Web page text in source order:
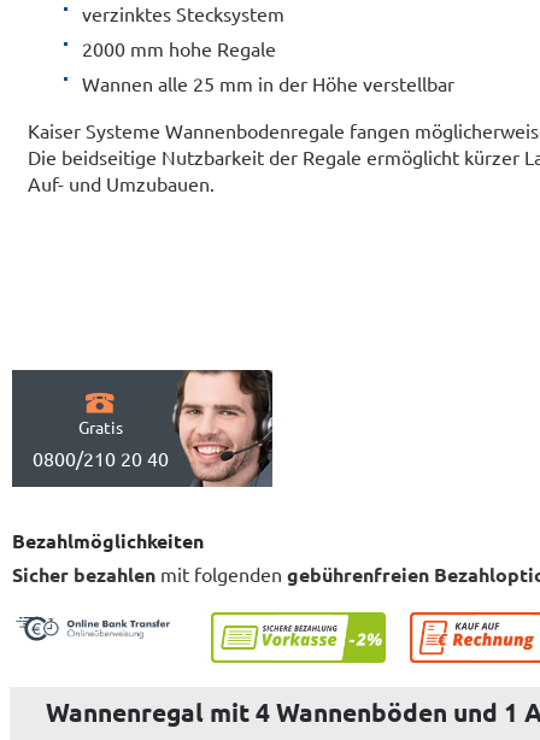
verzinktes Stecksystem
2000 mm hohe Regale
Wannen alle 25 mm in der Höhe verstellbar
Kaiser Systeme Wannenbodenregale fangen
Die beidseitige Nutzbarkeit der Regale ermöglicht kürzer
Auf- und Umzubauen.
Gratis
0800/210 20 40
Bezahlmöglichkeiten
Sicher bezahlen mit folgenden gebührenfreien
Wannenregal mit 4 Wannenböden und 1